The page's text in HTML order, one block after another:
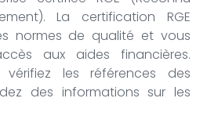
La certification RGE
normes de qualité et vous
aux aides financières.
les références des
des informations sur les